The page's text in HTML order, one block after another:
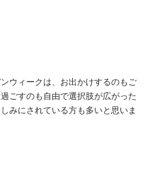
ウィークは、お出かけするのもご
ごすのも自由で選択肢が広がった
みにされている方も多いと思いま